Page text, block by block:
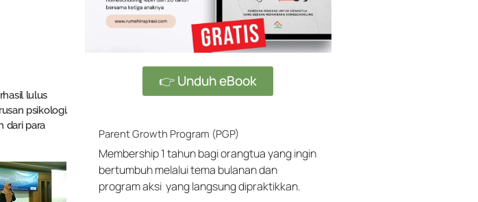
lulus
psikologi.
dari para
👉 Unduh eBook
Parent Growth Program (PGP)
Membership 1 tahun bagi orangtua yang ingin
bertumbuh melalui tema bulanan dan
program aksi yang langsung dipraktikkan.